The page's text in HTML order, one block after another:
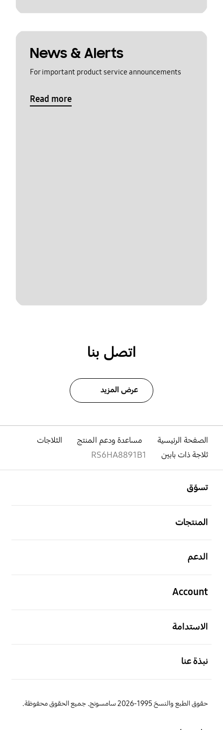
News & Alerts
For important product service announcements
Read more
اتصل بنا
عرض المزيد
الصفحة الرئيسية مساعدة ودعم المنتج
الثلاجات
ثلاجة ذات بابين
RS6HA8891B1
تسوّق
المنتجات
الدعم
Account
الاستدامة
نبذة عنا
حقوق الطبع والنسخ 1995-2026 سامسونج. جميع الحقوق محفوظة.